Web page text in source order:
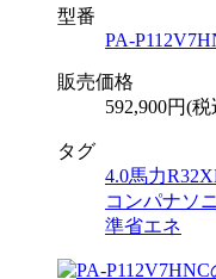
型番
PA-
販売価格
592,900円(税
タグ
4.0馬力R32
コンパナソ
準省エネ